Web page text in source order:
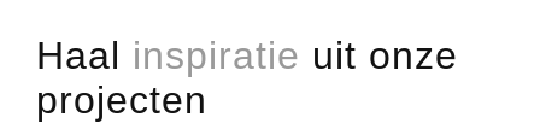
Haal inspiratie uit onze
projecten